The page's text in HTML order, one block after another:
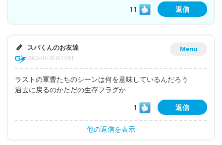
11
返信
Menu
スパくんのお友達
2022-04-30 0:13:51
ラストの軍曹たちのシーンは何を意味しているんだろう
過去に戻るのかただの生存フラグか
1
返信
他の返信を表示